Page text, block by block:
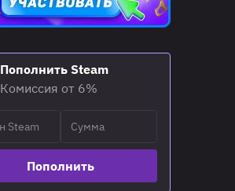
Пополнить Steam
Комиссия от 6%
Пополнить